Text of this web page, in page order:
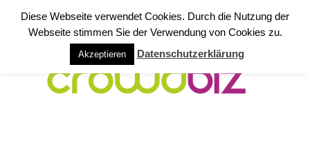
Diese Webseite verwendet Cookies. Durch die Nutzung der
Webseite stimmen Sie der Verwendung von Cookies zu.
Akzeptieren Datenschutzerklärung